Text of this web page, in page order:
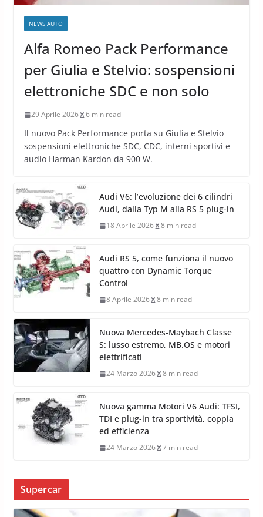
NEWS AUTO
Alfa Romeo Pack Performance
per Giulia e Stelvio: sospensioni
elettroniche SDC e non solo
29 Aprile 2026 6 min read
Il nuovo Pack Performance porta su Giulia e Stelvio
sospensioni elettroniche SDC, CDC, interni sportivi e
audio Harman Kardon da 900 W.
Audi V6: l’evoluzione dei 6 cilindri
Audi, dalla Typ M alla RS 5 plug-in
18 Aprile 2026 8 min read
Audi RS 5, come funziona il nuovo
quattro con Dynamic Torque
Control
8 Aprile 2026 8 min read
Nuova Mercedes-Maybach Classe
S: lusso estremo, MB.OS e motori
elettrificati
24 Marzo 2026 8 min read
Nuova gamma Motori V6 Audi: TFSI,
TDI e plug-in tra sportività, coppia
ed efficienza
24 Marzo 2026 7 min read
Supercar